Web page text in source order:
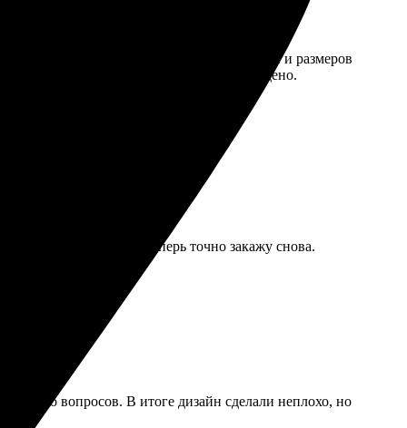
простым и понятным. Выбор изображений и размеров
качественная, ничего не повреждено.
уюта в свой интерьер.
приятно удивили. Теперь точно закажу снова.
вопросов. В итоге дизайн сделали неплохо, но